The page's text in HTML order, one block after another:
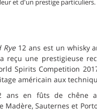
Rye12 ans est un whisky
reçu une prestigieuse
Spirits Competition
américain aux
ans en fûts de chêne
Madère, Sauternes et